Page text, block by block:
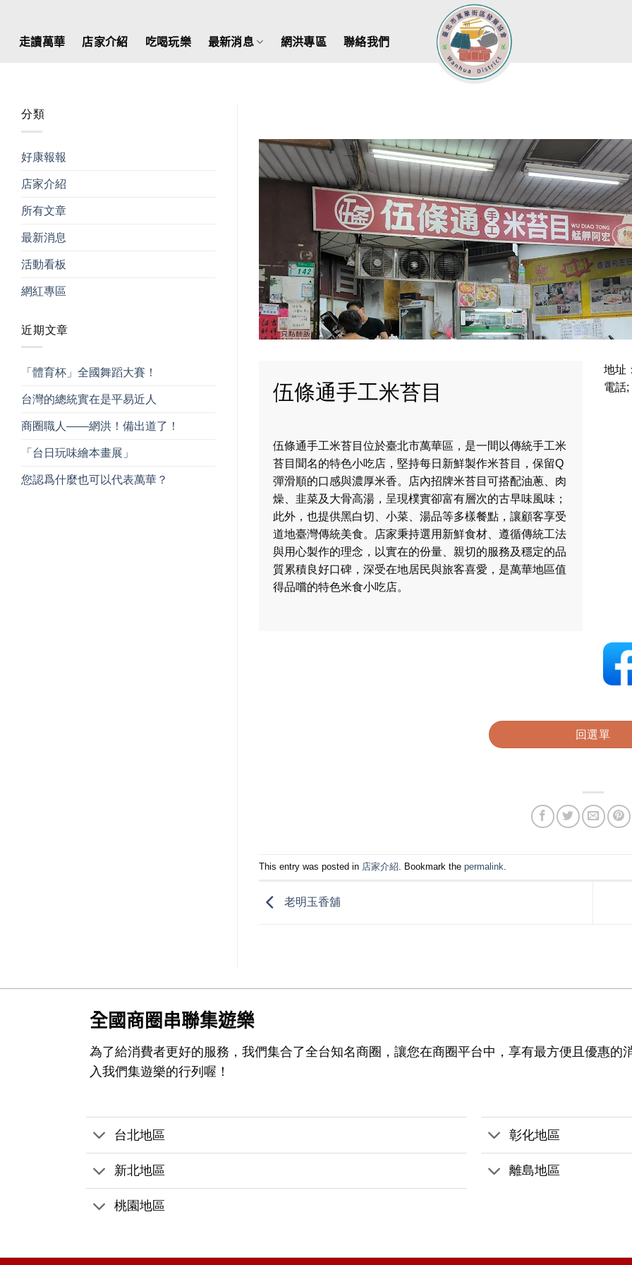
content走讀萬華 店家介紹 吃喝玩樂 最新消息 網洪專區 聯絡我們
分類
好康報報
店家介紹
所有文章
最新消息
活動看板
網紅專區
近期文章
「體育杯」全國舞蹈大賽！
台灣的總統實在是平易近人
商圈職人——網洪！備出道了！
「台日玩味繪本畫展」
您認爲什麼也可以代表萬華？
伍條通手工米苔目
伍條通手工米苔目位於臺北市萬華區，是一間以傳統手工米
苔目聞名的特色小吃店，堅持每日新鮮製作米苔目，保留Q
彈滑順的口感與濃厚米香。店內招牌米苔目可搭配油蔥、肉
燥、韭菜及大骨高湯，呈現樸實卻富有層次的古早味風味；
此外，也提供黑白切、小菜、湯品等多樣餐點，讓顧客享受
道地臺灣傳統美食。店家秉持選用新鮮食材、遵循傳統工法
與用心製作的理念，以實在的份量、親切的服務及穩定的品
質累積良好口碑，深受在地居民與旅客喜愛，是萬華地區值
得品嚐的特色米食小吃店。
地址
電話
回選單
This entry was posted in 店家介紹 . Bookmark the permalink
老明玉香舖
全國商圈串聯集遊樂
為了給消費者更好的服務，我們集合了全台知名商圈，讓您在商圈平台中，享有最方便且優惠的
入我們集遊樂的行列喔！
台北地區
新北地區
桃園地區
彰化地區
離島地區